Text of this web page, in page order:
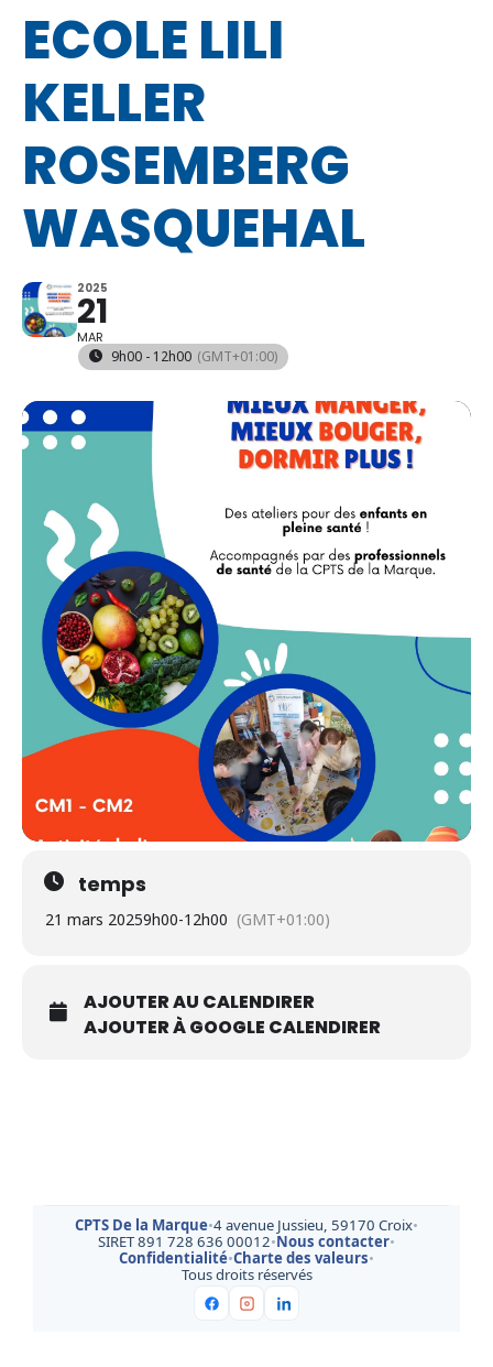
ECOLE LILI
KELLER
ROSEMBERG
WASQUEHAL
2025
21
MAR
9h00 - 12h00 (GMT+01:00)
temps
21 mars 20259h00-12h00 (GMT+01:00)
AJOUTER AU CALENDIRER
AJOUTER À GOOGLE CALENDIRER
CPTS De la Marque•4 avenue Jussieu, 59170 Croix•
SIRET 891 728 636 00012•Nous contacter•
Confidentialité•Charte des valeurs•
Tous droits réservés